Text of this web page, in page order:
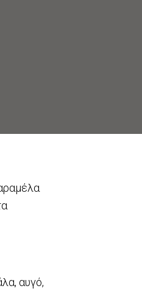
αυγό,